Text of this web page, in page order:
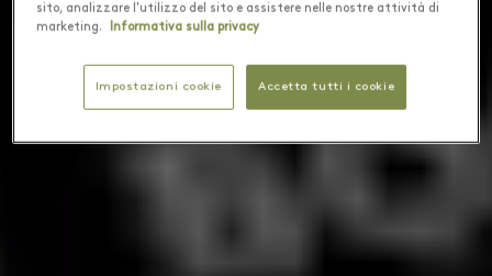
sito, analizzare l'utilizzo del sito e assistere nelle nostre attività di
marketing.
Informativa sulla privacy
Impostazioni cookie Accetta tutti i cookie